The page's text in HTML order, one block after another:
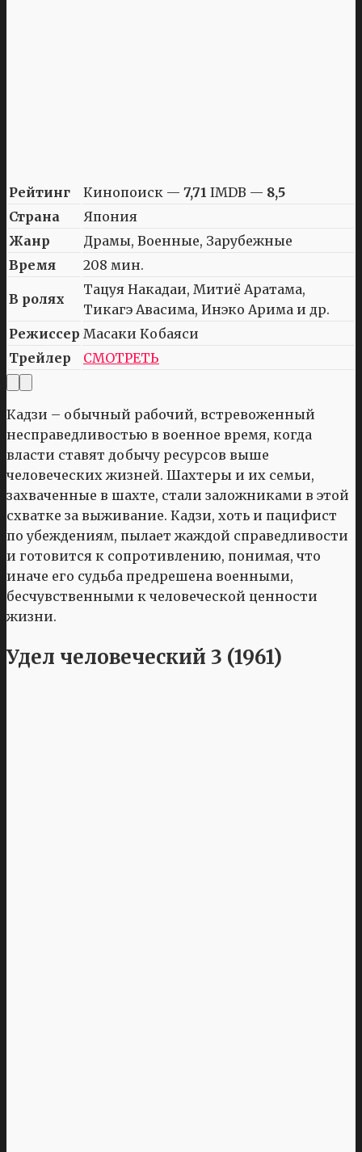
Рейтинг Кинопоиск — 7,71 IMDB — 8,5
Страна
Япония
Жанр
Драмы, Военные, Зарубежные
Время
208 мин.
В ролях
Тацуя Накадаи, Митиё Аратама,
Тикагэ Авасима, Инэко Арима и др.
Режиссер Масаки Кобаяси
Трейлер
СМОТРЕТЬ
Кадзи – обычный рабочий, встревоженный
несправедливостью в военное время, когда
власти ставят добычу ресурсов выше
человеческих жизней. Шахтеры и их семьи,
захваченные в шахте, стали заложниками в этой
схватке за выживание. Кадзи, хоть и пацифист
по убеждениям, пылает жаждой справедливости
и готовится к сопротивлению, понимая, что
иначе его судьба предрешена военными,
бесчувственными к человеческой ценности
жизни.
Удел человеческий 3 (1961)